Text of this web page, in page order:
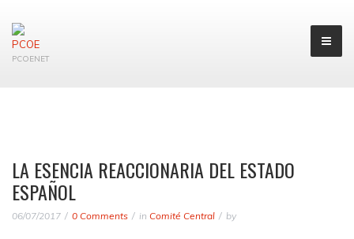
PCOENET
LA ESENCIA REACCIONARIA DEL ESTADO
ESPAÑOL
06/07/2017 0 Comments in Comité Central by